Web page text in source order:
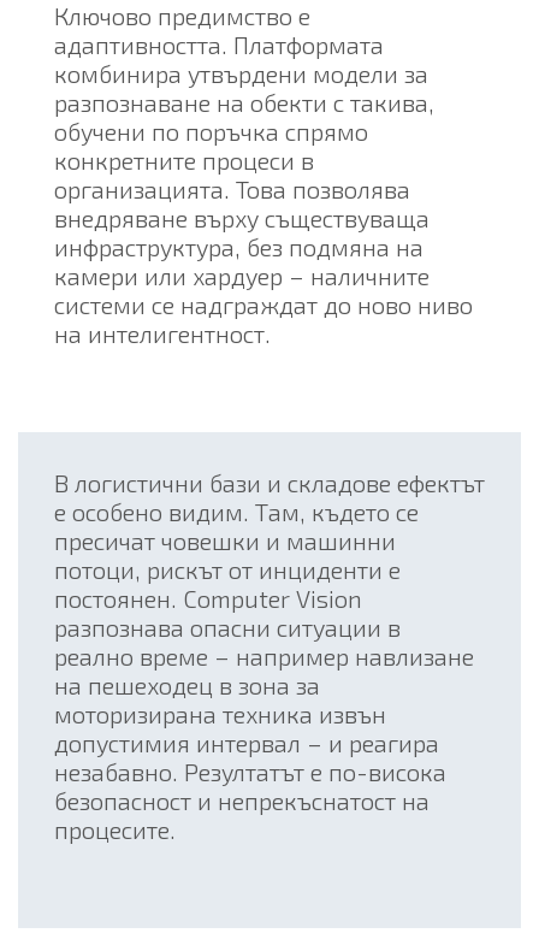
Ключово предимство е
адаптивността. Платформата
комбинира утвърдени модели за
разпознаване на обекти с такива,
обучени по поръчка спрямо
конкретните процеси в
организацията. Това позволява
внедряване върху съществуваща
инфраструктура, без подмяна на
камери или хардуер – наличните
системи се надграждат до ново ниво
на интелигентност.
В логистични бази и складове ефектът
е особено видим. Там, където се
пресичат човешки и машинни
потоци, рискът от инциденти е
постоянен. Computer Vision
разпознава опасни ситуации в
реално време – например навлизане
на пешеходец в зона за
моторизирана техника извън
допустимия интервал – и реагира
незабавно. Резултатът е по-висока
безопасност и непрекъснатост на
процесите.